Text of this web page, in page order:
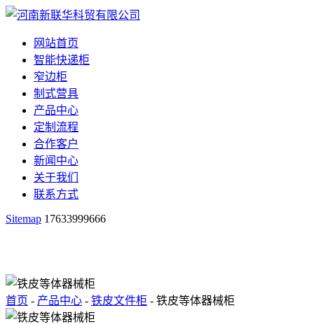
网站首页
智能快递柜
窄边柜
制式营具
产品中心
定制流程
合作客户
新闻中心
关于我们
联系方式
Sitemap 17633999666
首页 - 产品中心 - 铁皮文件柜 - 铁皮等体器械柜